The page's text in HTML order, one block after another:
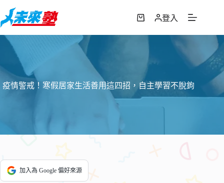
至
主
要
容
購
物
登入
疫情警戒！寒假居家生活善用這四招，自主學習不脫鉤
加入為 Google 偏好來源